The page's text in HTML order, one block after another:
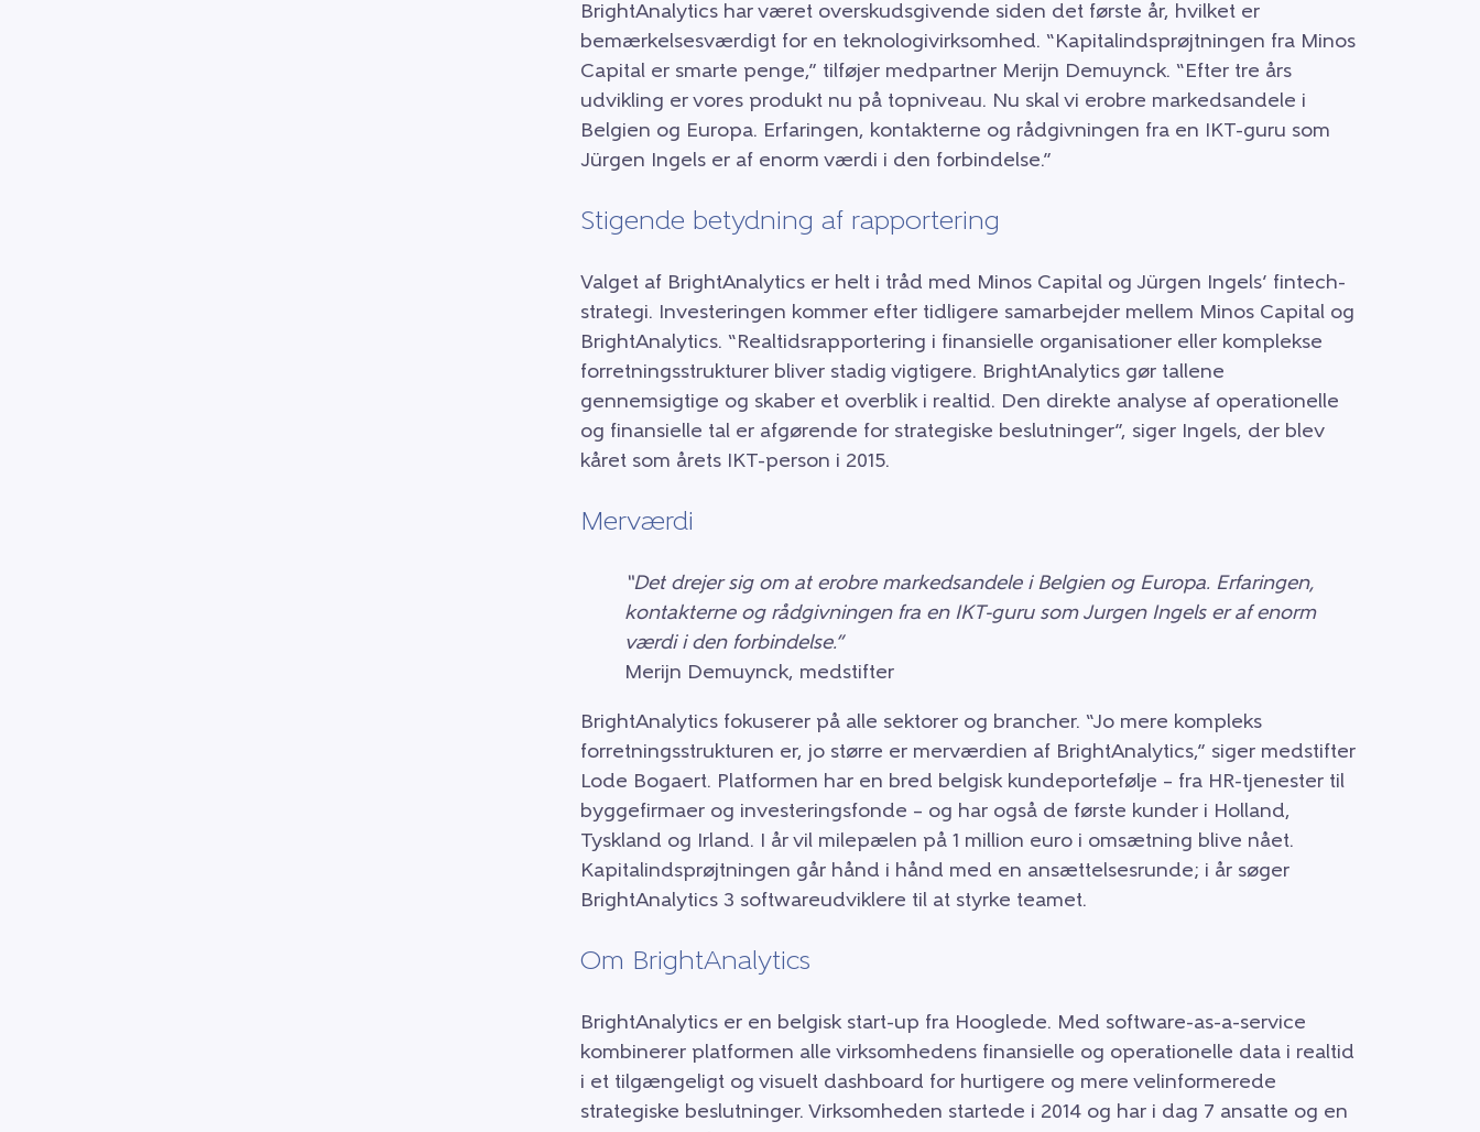
BrightAnalytics har været overskudsgivende siden det første år, hvilket er
bemærkelsesværdigt for en teknologivirksomhed. “Kapitalindsprøjtningen fra Minos
Capital er smarte penge,” tilføjer medpartner Merijn Demuynck. “Efter tre års
udvikling er vores produkt nu på topniveau. Nu skal vi erobre markedsandele i
Belgien og Europa. Erfaringen, kontakterne og rådgivningen fra en IKT-guru som
Jürgen Ingels er af enorm værdi i den forbindelse.”
Stigende betydning af rapportering
Valget af BrightAnalytics er helt i tråd med Minos Capital og Jürgen Ingels’ fintech-
strategi. Investeringen kommer efter tidligere samarbejder mellem Minos Capital og
BrightAnalytics. “Realtidsrapportering i finansielle organisationer eller komplekse
forretningsstrukturer bliver stadig vigtigere. BrightAnalytics gør tallene
gennemsigtige og skaber et overblik i realtid. Den direkte analyse af operationelle
og finansielle tal er afgørende for strategiske beslutninger”, siger Ingels, der blev
kåret som årets IKT-person i 2015.
Merværdi
“Det drejer sig om at erobre markedsandele i Belgien og Europa. Erfaringen,
kontakterne og rådgivningen fra en IKT-guru som Jurgen Ingels er af enorm
værdi i den forbindelse.”
Merijn Demuynck, medstifter
BrightAnalytics fokuserer på alle sektorer og brancher. “Jo mere kompleks
forretningsstrukturen er, jo større er merværdien af BrightAnalytics,” siger medstifter
Lode Bogaert. Platformen har en bred belgisk kundeportefølje – fra HR-tjenester til
byggefirmaer og investeringsfonde – og har også de første kunder i Holland,
Tyskland og Irland. I år vil milepælen på 1 million euro i omsætning blive nået.
Kapitalindsprøjtningen går hånd i hånd med en ansættelsesrunde; i år søger
BrightAnalytics 3 softwareudviklere til at styrke teamet.
Om BrightAnalytics
BrightAnalytics er en belgisk start-up fra Hooglede. Med software-as-a-service
kombinerer platformen alle virksomhedens finansielle og operationelle data i realtid
i et tilgængeligt og visuelt dashboard for hurtigere og mere velinformerede
strategiske beslutninger. Virksomheden startede i 2014 og har i dag 7 ansatte og en